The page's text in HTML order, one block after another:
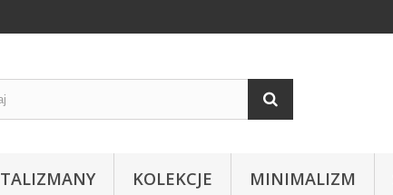
TALIZMANY KOLEKCJE MINIMALIZM